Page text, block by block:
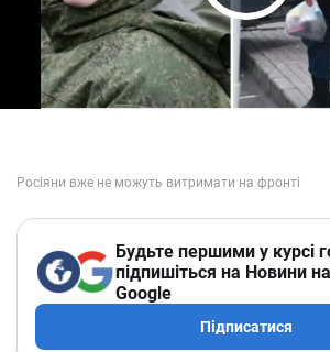
Play
Будьте першими у курсі
підпишіться на Новини
Google
Підписатися